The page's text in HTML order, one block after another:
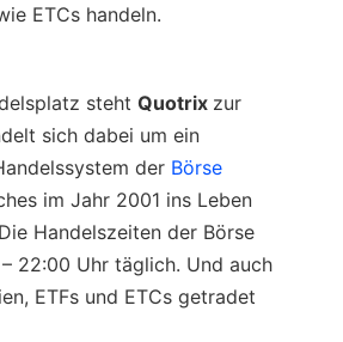
ETCs handeln.
steht Quotrix zur
sich dabei um ein
der Börse
im Jahr 2001 ins Leben
Handelszeiten der Börse
22:00 Uhr täglich. Und auch
ETFs und ETCs getradet